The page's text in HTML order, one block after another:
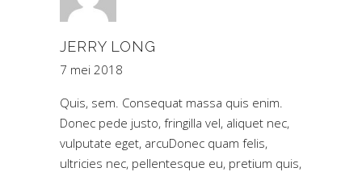
JERRY LONG
7 mei 2018
Quis, sem. Consequat massa quis enim.
Donec pede justo, fringilla vel, aliquet nec,
vulputate eget, arcuDonec quam felis,
ultricies nec, pellentesque eu, pretium quis,